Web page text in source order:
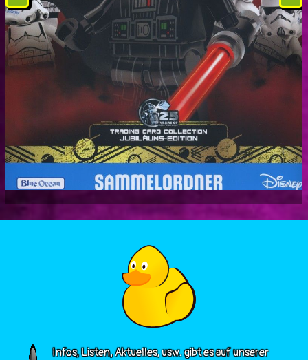
Infos, Listen, Aktuelles, usw. gibt es auf unserer